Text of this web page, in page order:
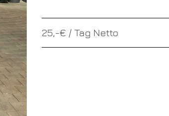
25,-€ / Tag Netto